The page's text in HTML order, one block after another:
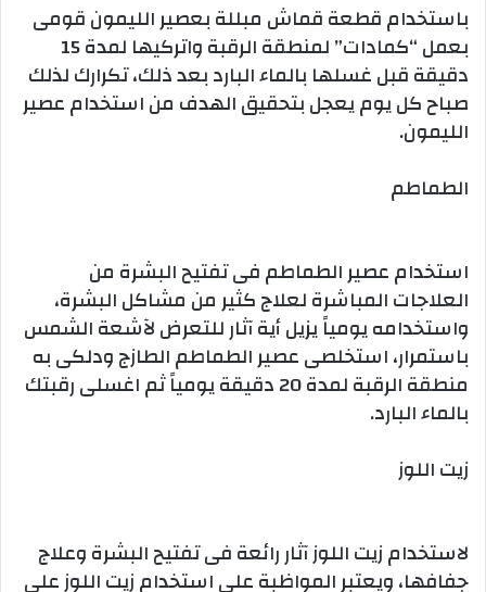
باستخدام قطعة قماش مبللة بعصير الليمون قومى
بعمل “كمادات” لمنطقة الرقبة واتركيها لمدة 15
دقيقة قبل غسلها بالماء البارد بعد ذلك، تكرارك لذلك
صباح كل يوم يعجل بتحقيق الهدف من استخدام عصير
الليمون.
الطماطم
استخدام عصير الطماطم فى تفتيح البشرة من
العلاجات المباشرة لعلاج كثير من مشاكل البشرة،
واستخدامه يومياً يزيل أية آثار للتعرض لآشعة الشمس
باستمرار، استخلصى عصير الطماطم الطازج ودلكى به
منطقة الرقبة لمدة 20 دقيقة يومياً ثم اغسلى رقبتك
بالماء البارد.
زيت اللوز
لاستخدام زيت اللوز آثار رائعة فى تفتيح البشرة وعلاج
جفافها، ويعتبر المواظبة على استخدام زيت اللوز على